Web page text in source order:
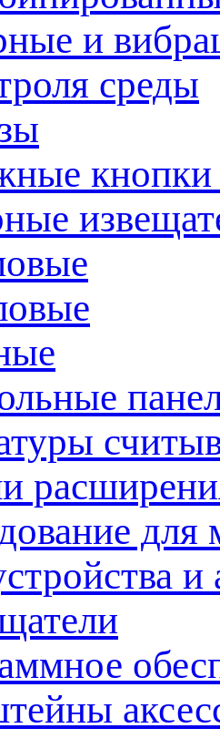
и
среды
кнопки
для
и